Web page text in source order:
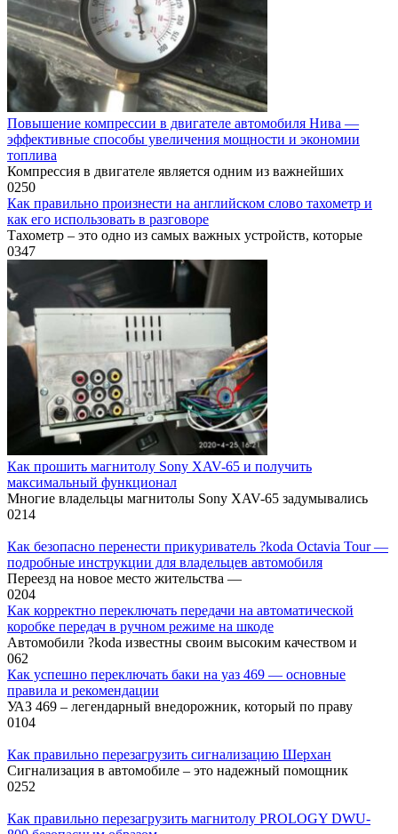
Повышение компрессии в двигателе автомобиля Нива —
эффективные способы увеличения мощности и экономии
топлива
Компрессия в двигателе является одним из важнейших
0250
Как правильно произнести на английском слово тахометр и
как его использовать в разговоре
Тахометр – это одно из самых важных устройств, которые
0347
Как прошить магнитолу Sony XAV-65 и получить
максимальный функционал
Многие владельцы магнитолы Sony XAV-65 задумывались
0214
Как безопасно перенести прикуриватель ?koda Octavia Tour —
подробные инструкции для владельцев автомобиля
Переезд на новое место жительства —
0204
Как корректно переключать передачи на автоматической
коробке передач в ручном режиме на шкоде
Автомобили ?koda известны своим высоким качеством и
062
Как успешно переключать баки на уаз 469 — основные
правила и рекомендации
УАЗ 469 – легендарный внедорожник, который по праву
0104
Как правильно перезагрузить сигнализацию Шерхан
Сигнализация в автомобиле – это надежный помощник
0252
Как правильно перезагрузить магнитолу PROLOGY DWU-